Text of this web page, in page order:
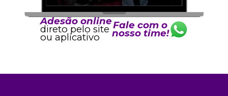
Adesão online
direto pelo site
ou aplicativo
Fale com o
nosso time!